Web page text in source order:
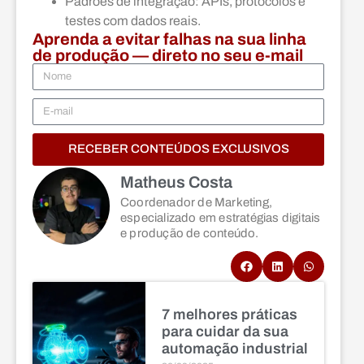
testes com dados reais.
Aprenda a evitar falhas na sua linha
de produção — direto no seu e-mail
RECEBER CONTEÚDOS EXCLUSIVOS
Matheus Costa
Coordenador de Marketing,
especializado em estratégias digitais
e produção de conteúdo.
7 melhores práticas
para cuidar da sua
automação industrial